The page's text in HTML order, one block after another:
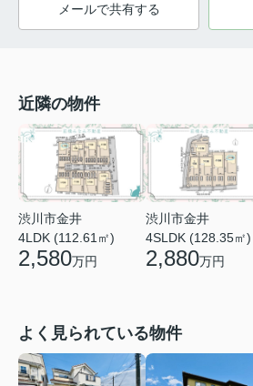
メールで共有する
近隣の物件
渋川市金井
4LDK (112.61㎡)
2,580万円
渋川市金井
4SLDK (128.35㎡)
2,880万円
よく見られている物件